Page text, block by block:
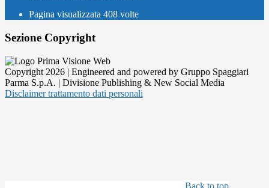
Pagina visualizzata 408 volte
Sezione Copyright
Copyright 2026 | Engineered and powered by Gruppo Spaggiari
Parma S.p.A. | Divisione Publishing & New Social Media
Disclaimer trattamento dati personali
Back to top